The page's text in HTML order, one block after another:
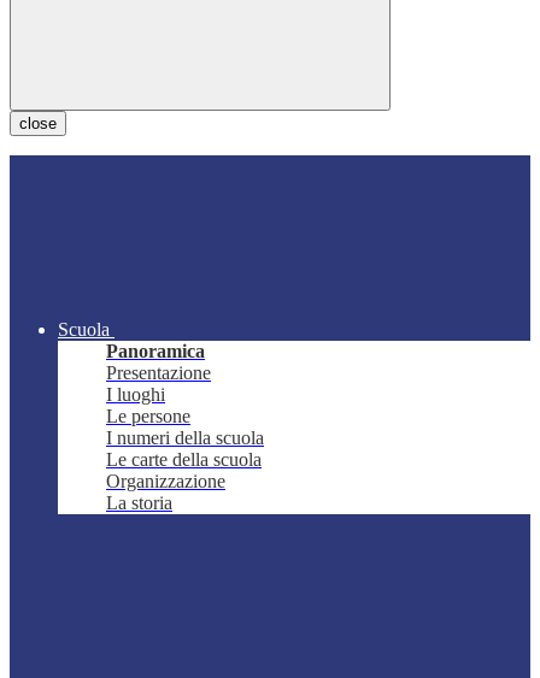
close
Scuola
Panoramica
Presentazione
I luoghi
Le persone
I numeri della scuola
Le carte della scuola
Organizzazione
La storia